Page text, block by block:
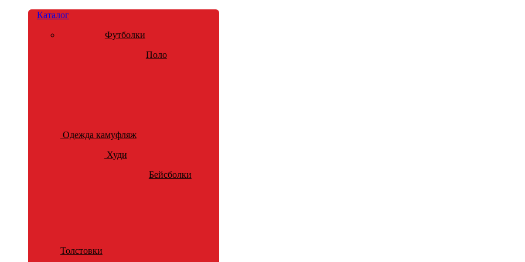
Каталог
Футболки
Поло
Одежда камуфляж
Худи
Бейсболки
Толстовки